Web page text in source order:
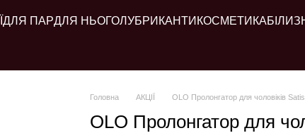
ДЛЯ ПАРДЛЯ НЬОГОЛУБРИКАНТИ КОСМЕТИКА
Головна АКЦІЇ OLO Пролонгатор для чоловіків
OLO Пролонгатор для